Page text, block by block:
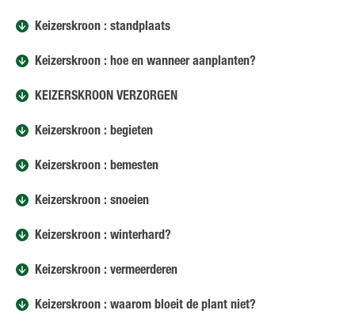
Keizerskroon : standplaats
Keizerskroon : hoe en wanneer aanplanten?
KEIZERSKROON VERZORGEN
Keizerskroon : begieten
Keizerskroon : bemesten
Keizerskroon : snoeien
Keizerskroon : winterhard?
Keizerskroon : vermeerderen
Keizerskroon : waarom bloeit de plant niet?